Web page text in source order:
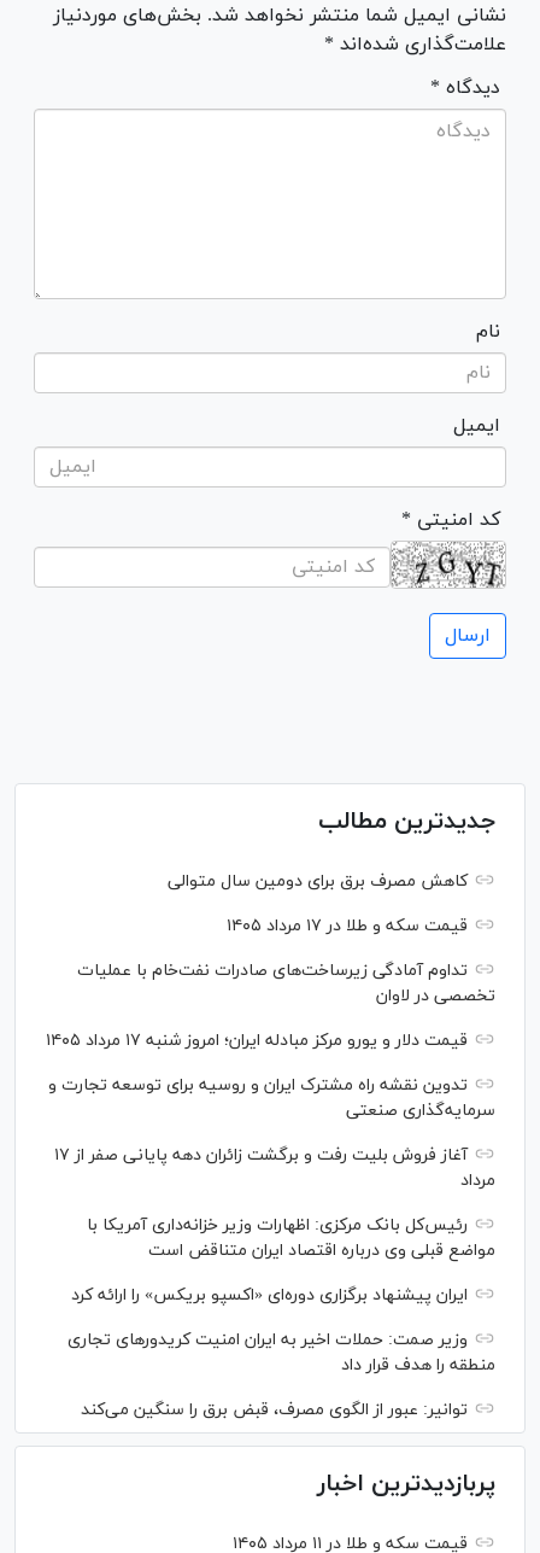
نشانی ایمیل شما منتشر نخواهد شد. بخش‌های موردنیاز
علامت‌گذاری شده‌اند *
* دیدگاه
نام
ایمیل
* کد امنیتی
جدیدترین مطالب
کاهش مصرف برق برای دومین سال متوالی
قیمت سکه و طلا در ۱۷ مرداد ۱۴۰۵
تداوم آمادگی زیرساخت‌های صادرات نفت‌خام با عملیات
تخصصی در لاوان
قیمت دلار و یورو مرکز مبادله ایران؛ امروز شنبه ۱۷ مرداد ۱۴۰۵
تدوین نقشه راه مشترک ایران و روسیه برای توسعه تجارت و
سرمایه‌گذاری صنعتی
آغاز فروش بلیت رفت و برگشت زائران دهه پایانی صفر از ۱۷
مرداد
رئیس‌کل بانک مرکزی: اظهارات وزیر خزانه‌داری آمریکا با
مواضع قبلی وی درباره اقتصاد ایران متناقض است
ایران پیشنهاد برگزاری دوره‌ای «اکسپو بریکس» را ارائه کرد
وزیر صمت: حملات اخیر به ایران امنیت کریدورهای تجاری
منطقه را هدف قرار داد
توانیر: عبور از الگوی مصرف، قبض برق را سنگین می‌کند
پربازدیدترین اخبار
قیمت سکه و طلا در ۱۱ مرداد ۱۴۰۵